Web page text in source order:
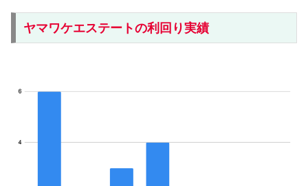
ヤマワケエステートの利回り実績